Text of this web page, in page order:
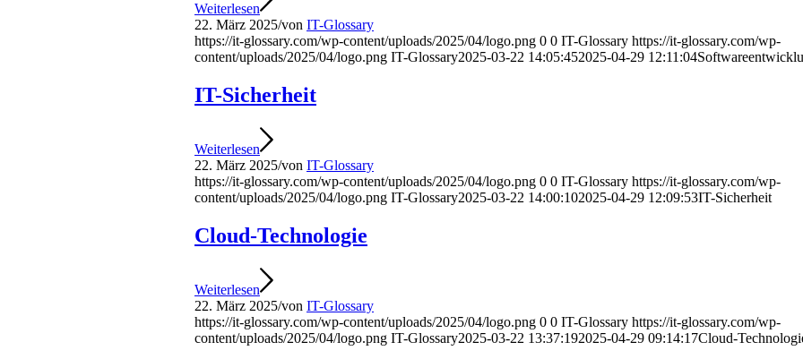
Weiterlesen
22. März 2025/von IT-Glossary
https://it-glossary.com/wp-content/uploads/2025/04/logo.png 0 0 IT-Glossary https://it-glossary.com/wp-
content/uploads/2025/04/logo.png IT-Glossary2025-03-22 14:05:452025-04-29 12:11:04
IT-Sicherheit
Weiterlesen
22. März 2025/von IT-Glossary
https://it-glossary.com/wp-content/uploads/2025/04/logo.png 0 0 IT-Glossary https://it-glossary.com/wp-
content/uploads/2025/04/logo.png IT-Glossary2025-03-22 14:00:102025-04-29 12:09:53IT-Sicherheit
Cloud-Technologie
Weiterlesen
22. März 2025/von IT-Glossary
https://it-glossary.com/wp-content/uploads/2025/04/logo.png 0 0 IT-Glossary https://it-glossary.com/wp-
content/uploads/2025/04/logo.png IT-Glossary2025-03-22 13:37:192025-04-29 09:14:17Cloud-